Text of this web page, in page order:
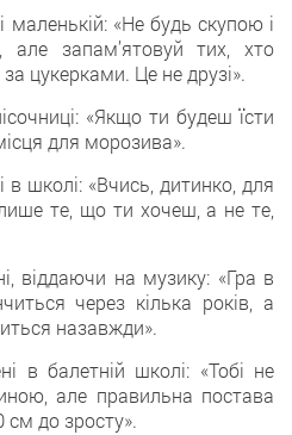
«Не будь скупою і
але запам’ятовуй тих, хто
цукерками. Це не друзі».
«Якщо ти будеш їсти
для морозива».
школі: «Вчись, дитинко, для
те, що ти хочеш, а не те,
віддаючи на музику: «Гра в
через кілька років, а
назавжди».
в балетній школі: «Тобі не
але правильна постава
см до зросту».